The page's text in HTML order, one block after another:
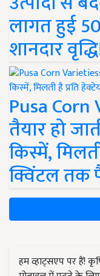
लागत हुई
शानदार
Pusa
तैयार हो
किस्में,
क्विंटल तक
हम व्हाट्सएप पर हैं!